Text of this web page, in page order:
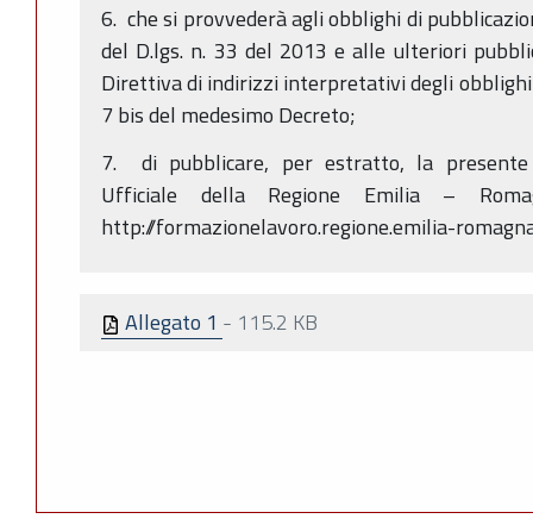
6. che si provvederà agli obblighi di
del D.lgs. n. 33 del 2013 e alle ulteriori
Direttiva di indirizzi interpretativi degli obblighi
7 bis del medesimo Decreto;
7. di pubblicare, per estratto, la
Ufficiale della Regione Emilia –
http://formazionelavoro.regione.emilia-
Allegato 1 - 115.2 KB